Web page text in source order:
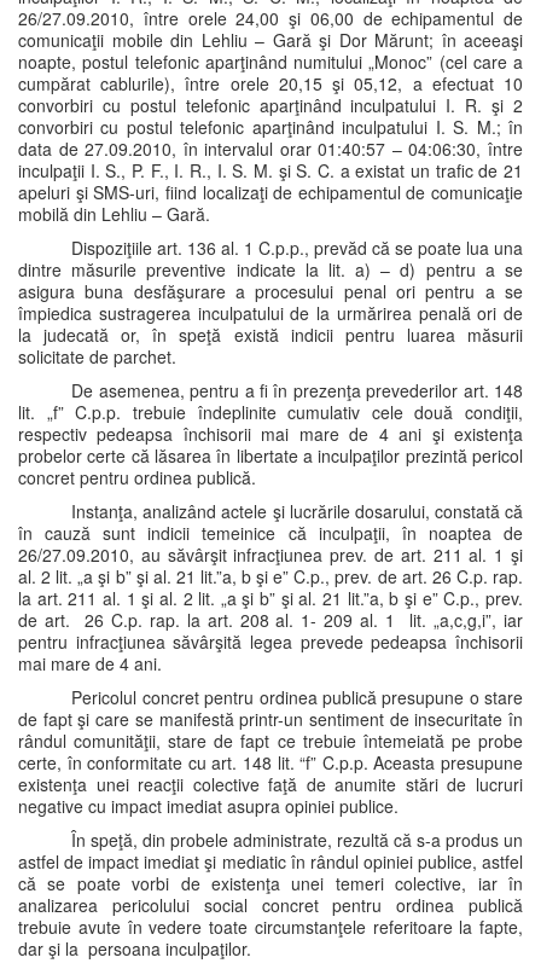
26/27.09.2010, între orele 24,00 şi 06,00 de echipamentul de
comunicaţii mobile din Lehliu – Gară şi Dor Mărunt; în aceeaşi
noapte, postul telefonic aparţinând numitului „Monoc” (cel care a
cumpărat cablurile), între orele 20,15 şi 05,12, a efectuat 10
convorbiri cu postul telefonic aparţinând inculpatului I. R. şi 2
convorbiri cu postul telefonic aparţinând inculpatului I. S. M.; în
data de 27.09.2010, în intervalul orar 01:40:57 – 04:06:30, între
inculpaţii I. S., P. F., I. R., I. S. M. şi S. C. a existat un trafic de 21
apeluri şi SMS-uri, fiind localizaţi de echipamentul de comunicaţie
mobilă din Lehliu – Gară.
Dispoziţiile art. 136 al. 1 C.p.p., prevăd că se poate lua una
dintre măsurile preventive indicate la lit. a) – d) pentru a se
asigura buna desfăşurare a procesului penal ori pentru a se
împiedica sustragerea inculpatului de la urmărirea penală ori de
la judecată or, în speţă există indicii pentru luarea măsurii
solicitate de parchet.
De asemenea, pentru a fi în prezenţa prevederilor art. 148
lit. „f” C.p.p. trebuie îndeplinite cumulativ cele două condiţii,
respectiv pedeapsa închisorii mai mare de 4 ani şi existenţa
probelor certe că lăsarea în libertate a inculpaţilor prezintă pericol
concret pentru ordinea publică.
Instanţa, analizând actele şi lucrările dosarului, constată că
în cauză sunt indicii temeinice că inculpaţii, în noaptea de
26/27.09.2010, au săvârşit infracţiunea prev. de art. 211 al. 1 şi
al. 2 lit. „a şi b” şi al. 21 lit.”a, b şi e” C.p., prev. de art. 26 C.p. rap.
la art. 211 al. 1 şi al. 2 lit. „a şi b” şi al. 21 lit.”a, b şi e” C.p., prev.
de art. 26 C.p. rap. la art. 208 al. 1- 209 al. 1 lit. „a,c,g,i”, iar
pentru infracţiunea săvârşită legea prevede pedeapsa închisorii
mai mare de 4 ani.
Pericolul concret pentru ordinea publică presupune o stare
de fapt şi care se manifestă printr-un sentiment de insecuritate în
rândul comunităţii, stare de fapt ce trebuie întemeiată pe probe
certe, în conformitate cu art. 148 lit. “f” C.p.p. Aceasta presupune
existenţa unei reacţii colective faţă de anumite stări de lucruri
negative cu impact imediat asupra opiniei publice.
În speţă, din probele administrate, rezultă că s-a produs un
astfel de impact imediat şi mediatic în rândul opiniei publice, astfel
că se poate vorbi de existenţa unei temeri colective, iar în
analizarea pericolului social concret pentru ordinea publică
trebuie avute în vedere toate circumstanţele referitoare la fapte,
dar şi la persoana inculpaţilor.